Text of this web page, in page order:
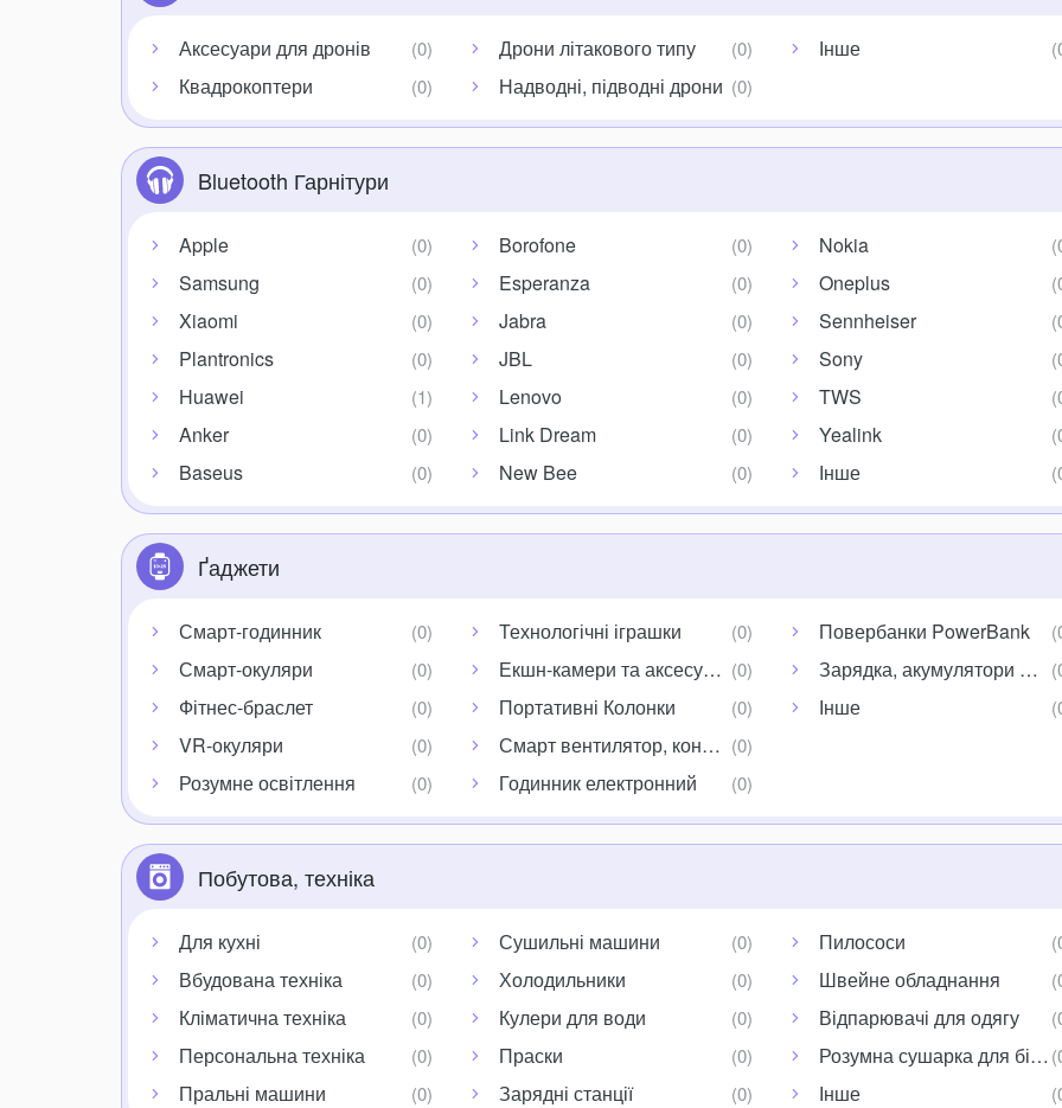
Аксесуари для дронів
Квадрокоптери
Дрони літакового типу
Надводні, підводні дрони
Інше
Bluetooth Гарнітури
Apple
Samsung
Xiaomi
Plantronics
Huawei
Anker
Baseus
Borofone
Esperanza
Jabra
JBL
Lenovo
Link Dream
New Bee
Nokia
Oneplus
Sennheiser
Sony
TWS
Yealink
Інше
Ґаджети
Смарт-годинник
Смарт-окуляри
Фітнес-браслет
VR-окуляри
Розумне освітлення
Технологічні іграшки
Екшн-камери та аксесуари
Портативні Колонки
Смарт вентилятор, кондиціонер
Годинник електронний
Повербанки PowerBank
Зарядка, акумулятори АА/
Інше
Побутова, техніка
Для кухні
Вбудована техніка
Кліматична техніка
Персональна техніка
Пральні машини
Сушильні машини
Холодильники
Кулери для води
Праски
Зарядні станції
Пилососи
Швейне обладнання
Відпарювачі для одягу
Розумна сушарка для
Інше